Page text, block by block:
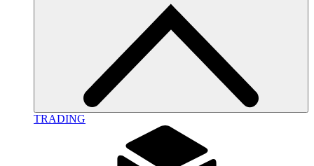
TRADING